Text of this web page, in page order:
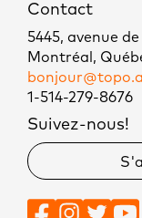
Contact
5445, avenue
Montréal,
1-514-279-8676
Suivez-nous!